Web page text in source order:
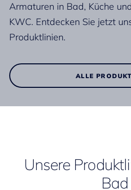
Armaturen in Bad, Küche
KWC. Entdecken Sie jetzt
Produktlinien.
ALLE
Unsere
Bad